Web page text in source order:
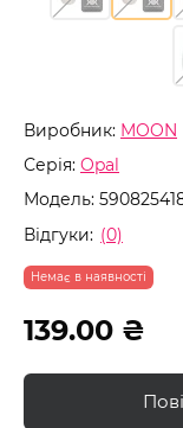
Виробник: MOON
Серія: Opal
Модель:
Відгуки: (0)
Немає в наявності
139.00 ₴